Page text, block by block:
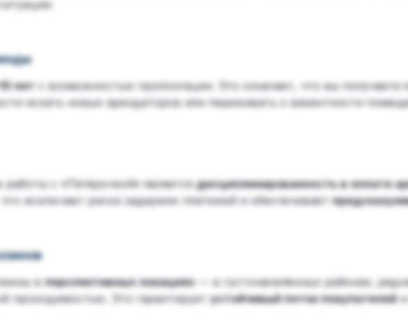
лет с возможностью пролонгации. Это означает, что вы получаете
искать новых арендаторов или переживать о вакантности
с «Пятёрочкой» являетсядисциплинированность в оплате
исключает риски задержек платежей и обеспечивает
вперспективных локациях— в густонаселённых районах,
проходимостью. Это гарантируетустойчивый поток покупателейи